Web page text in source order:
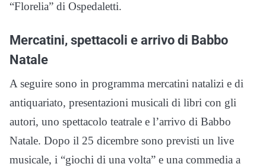
“Florelia” di Ospedaletti.
Mercatini, spettacoli e arrivo di Babbo
Natale
A seguire sono in programma mercatini natalizi e di
antiquariato, presentazioni musicali di libri con gli
autori, uno spettacolo teatrale e l’arrivo di Babbo
Natale. Dopo il 25 dicembre sono previsti un live
musicale, i “giochi di una volta” e una commedia a